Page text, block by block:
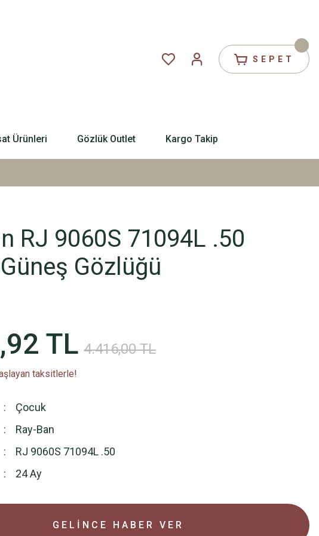
SEPET
Ürünleri Gözlük Outlet Kargo Takip
RJ 9060S 71094L .50
Gözlüğü
TL 4.416,00 TL
taksitlerle!
Çocuk
Ray-Ban
RJ 9060S 71094L .50
24 Ay
GELİNCE HABER VER